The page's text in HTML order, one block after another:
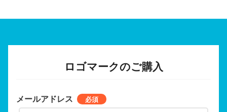
ロゴマークのご購入
メールアドレス